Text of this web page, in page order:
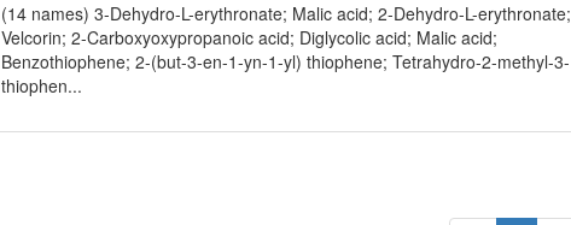
(14 names) 3-Dehydro-L-erythronate; Malic acid; 2-Dehydro-L-erythronate;
Velcorin; 2-Carboxyoxypropanoic acid; Diglycolic acid; Malic acid;
Benzothiophene; 2-(but-3-en-1-yn-1-yl) thiophene; Tetrahydro-2-methyl-3-
thiophen...